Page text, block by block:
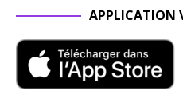
APPLICATION